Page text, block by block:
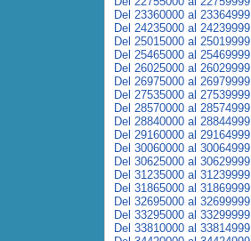
Del 23360000 al 23364999
Del 24235000 al 24239999
Del 25015000 al 25019999
Del 25465000 al 25469999
Del 26025000 al 26029999
Del 26975000 al 26979999
Del 27535000 al 27539999
Del 28570000 al 28574999
Del 28840000 al 28844999
Del 29160000 al 29164999
Del 30060000 al 30064999
Del 30625000 al 30629999
Del 31235000 al 31239999
Del 31865000 al 31869999
Del 32695000 al 32699999
Del 33295000 al 33299999
Del 33810000 al 33814999